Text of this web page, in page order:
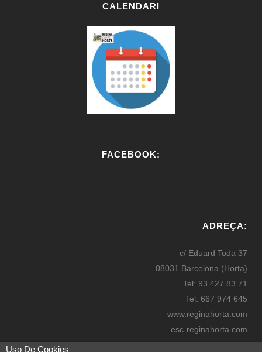
CALENDARI
FACEBOOK:
ADREÇA:
c/ Eduard Toda 37
08031 Barcelona (Horta)
Tel: 93 427 83 71
Tel: 667 974 645
www.reginahorta.com
esc-reginahorta.com
secretaria@reginahorta.com
Uso De Cookies